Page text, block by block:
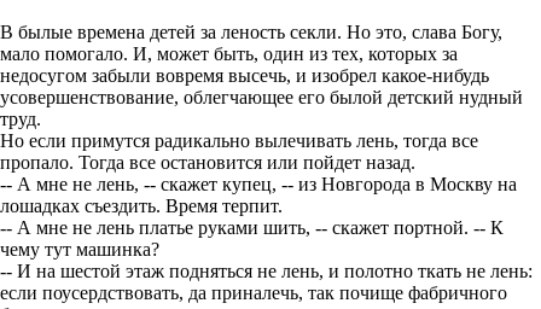
В былые времена детей за леность секли. Но это, слава Богу,
мало помогало. И, может быть, один из тех, которых за
недосугом забыли вовремя высечь, и изобрел какое-нибудь
усовершенствование, облегчающее его былой детский нудный
труд.
Но если примутся радикально вылечивать лень, тогда все
пропало. Тогда все остановится или пойдет назад.
-- А мне не лень, -- скажет купец, -- из Новгорода в Москву на
лошадках съездить. Время терпит.
-- А мне не лень платье руками шить, -- скажет портной. -- К
чему тут машинка?
-- И на шестой этаж подняться не лень, и полотно ткать не лень:
если поусердствовать, да приналечь, так почище фабричного